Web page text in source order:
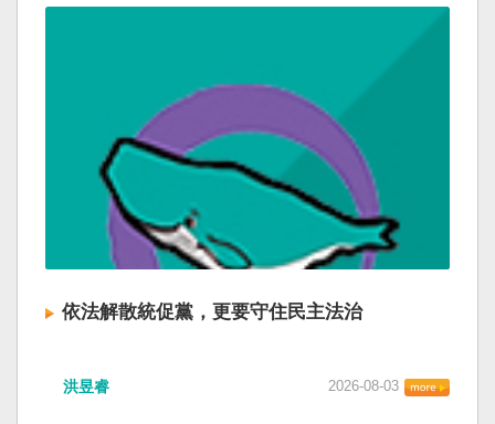
依法解散統促黨，更要守住民主法治
洪昱睿 2026-08-03